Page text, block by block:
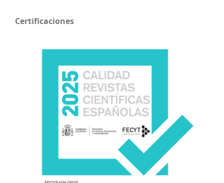
Certificaciones